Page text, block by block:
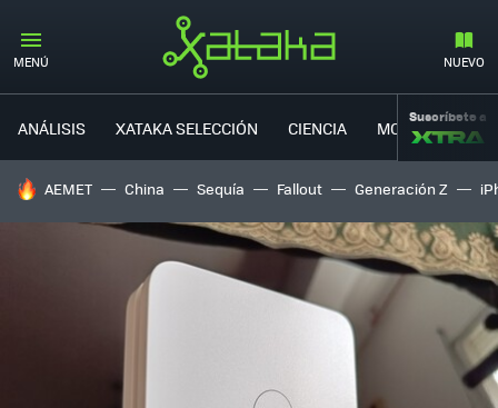
MENÚ NUEVO
ANÁLISIS XATAKA SELECCIÓN CIENCIA MOVILIDAD
Suscríbete a
HOY SE HABLA DE
AEMET China Sequía Fallout Generación Z